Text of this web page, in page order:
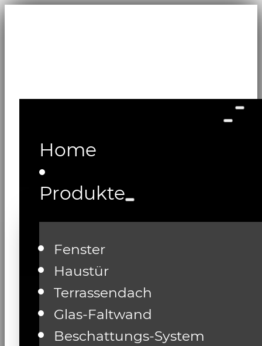
Home
Produkte
Fenster
Haustür
Terrassendach
Glas-Faltwand
Beschattungs-System